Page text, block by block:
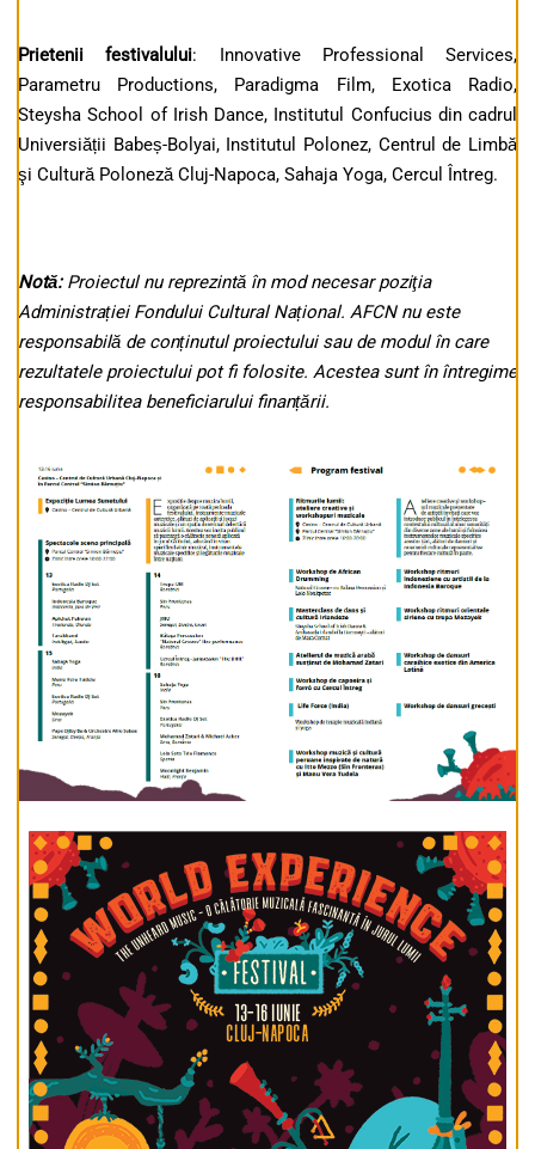
Prietenii festivalului: Innovative Professional Services,
Parametru Productions, Paradigma Film, Exotica Radio,
Steysha School of Irish Dance, Institutul Confucius din cadrul
Universiății Babeș-Bolyai, Institutul Polonez, Centrul de Limbă
şi Cultură Poloneză Cluj-Napoca, Sahaja Yoga, Cercul Întreg.
Notă: Proiectul nu reprezintă în mod necesar poziţia
Administrației Fondului Cultural Național. AFCN nu este
responsabilă de conținutul proiectului sau de modul în care
rezultatele proiectului pot fi folosite. Acestea sunt în întregime
responsabilitea beneficiarului finanțării.